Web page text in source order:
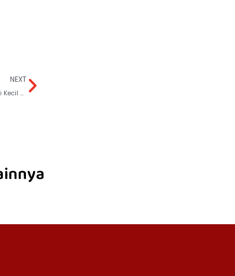
NEXT
Anak Gemar Main di Rumput? Ini Rahasianya Biar Si Kecil Bebas Iritasi